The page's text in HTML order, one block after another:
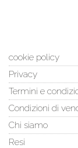
cookie policy
Privacy
Termini e
Condizioni di
Chi siamo
Resi